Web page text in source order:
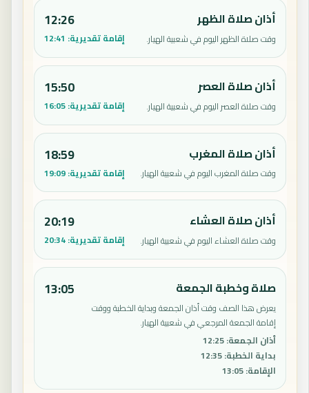
أذان صلاة الظهر
وقت صلاة الظهر اليوم في شعبية الهيار.
12:26
إقامة تقديرية: 12:41
أذان صلاة العصر
وقت صلاة العصر اليوم في شعبية الهيار.
15:50
إقامة تقديرية:16:05
أذان صلاة المغرب
وقت صلاة المغرب اليوم في شعبية الهيار.
18:59
إقامة تقديرية:19:09
أذان صلاة العشاء
وقت صلاة العشاء اليوم في شعبية الهيار.
20:19
إقامة تقديرية:20:34
صلاة وخطبة الجمعة
يعرض هذا الصف وقت أذان الجمعة وبداية الخطبة ووقت
إقامة الجمعة المرجعي في شعبية الهيار.
أذان الجمعة:
12:25
بداية الخطبة:
12:35
الإقامة:
13:05
13:05